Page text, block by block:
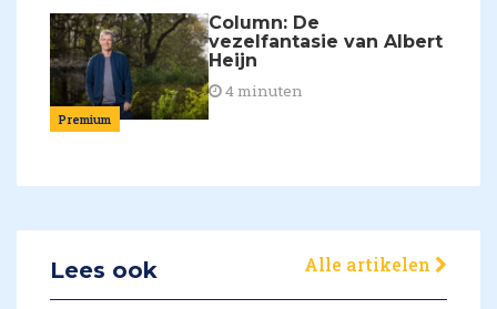
Premium
Column: De
vezelfantasie van Albert
Heijn
4 minuten
Lees ook Alle artikelen